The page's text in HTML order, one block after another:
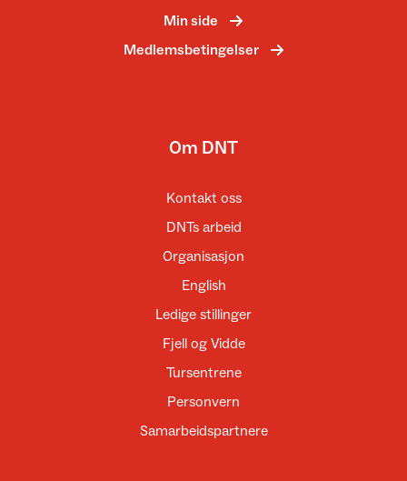
Min side
Medlemsbetingelser
Om DNT
Kontakt oss
DNTs arbeid
Organisasjon
English
Ledige stillinger
Fjell og Vidde
Tursentrene
Personvern
Samarbeidspartnere